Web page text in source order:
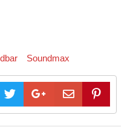
Soundmax